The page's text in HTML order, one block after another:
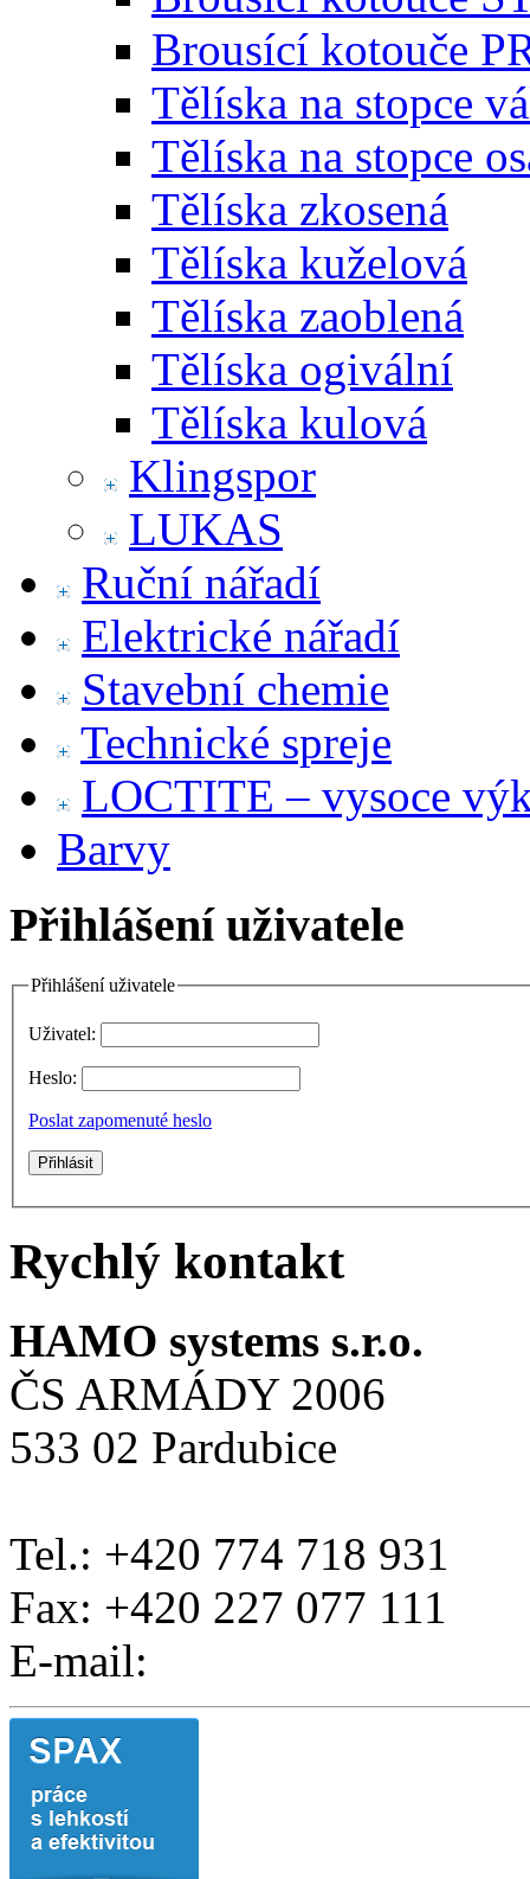
Brousící kotouče
Tělíska na stopce
Tělíska na stopce
Tělíska zkosená
Tělíska kuželová
Tělíska zaoblená
Tělíska ogivální
Tělíska kulová
Klingspor
LUKAS
Ruční nářadí
Elektrické nářadí
Stavební chemie
Technické spreje
LOCTITE – vysoce
Barvy
Přihlášení uživatele
Přihlášení uživatele
Uživatel:
Heslo:
Poslat zapomenuté heslo
Rychlý kontakt
HAMO systems s.r.o.
ČS ARMÁDY 2006
533 02 Pardubice
Tel.: +420 774 718 931
Fax: +420 227 077 111
E-mail: